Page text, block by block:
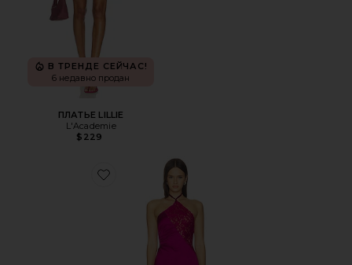
В ТРЕНДЕ СЕЙЧАС!
6 недавно продан
ПЛАТЬЕ LILLIE
L'Academie
$229
Favorite ПЛАТЬЕ AMORE MINI